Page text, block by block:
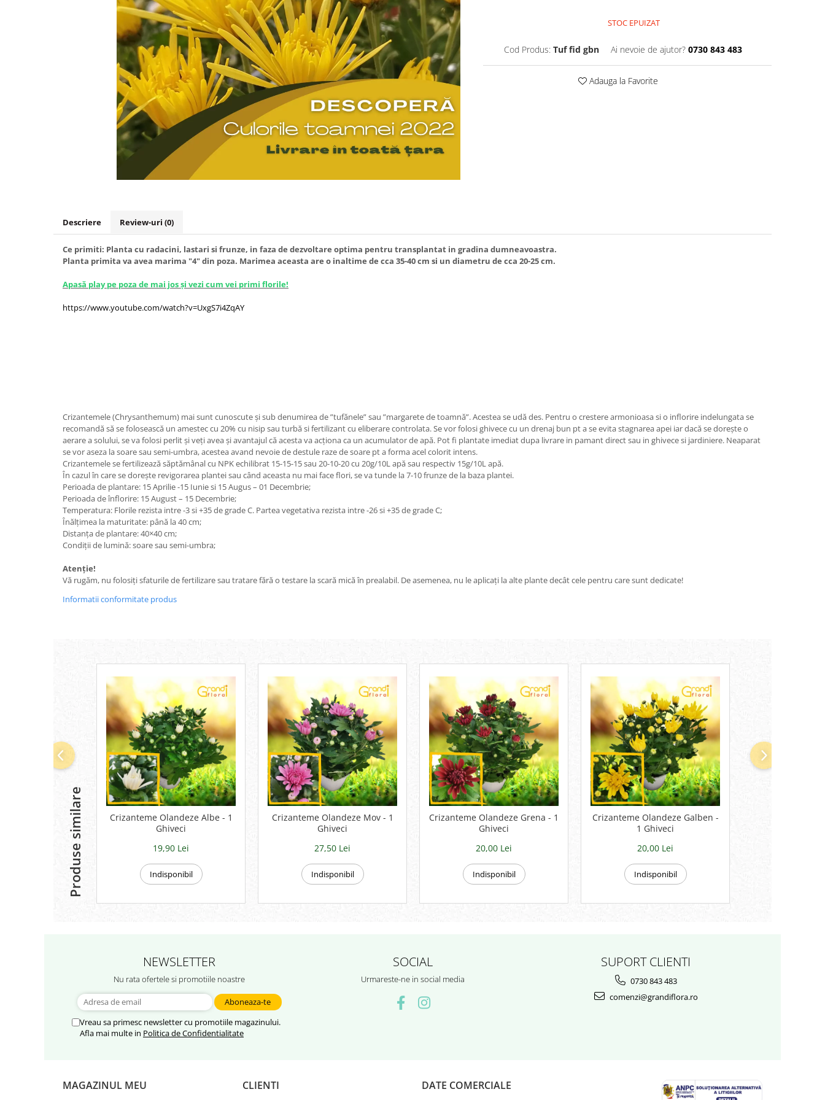
STOC EPUIZAT
Cod Produs: Tuf fid gbn Ai nevoie de ajutor? 0730 843 483
Adauga la Favorite
Descriere Review-uri (0)
Ce primiti: Planta cu radacini, lastari si frunze, in faza de dezvoltare optima pentru transplantat in gradina dumneavoastra.
Planta primita va avea marima "4" din poza. Marimea aceasta are o inaltime de cca 35-40 cm si un diametru de cca 20-25 cm.
Apasă play pe poza de mai jos și vezi cum vei primi florile!
https://www.youtube.com/watch?v=UxgS7i4ZqAY
Crizantemele (Chrysanthemum) mai sunt cunoscute și sub denumirea de ”tufănele” sau ”margarete de toamnă”. Acestea se udă des. Pentru o crestere armonioasa si o inflorire indelungata se
recomandă să se folosească un amestec cu 20% cu nisip sau turbă si fertilizant cu eliberare controlata. Se vor folosi ghivece cu un drenaj bun pt a se evita stagnarea apei iar dacă se dorește o
aerare a solului, se va folosi perlit și veți avea și avantajul că acesta va acționa ca un acumulator de apă. Pot fi plantate imediat dupa livrare in pamant direct sau in ghivece si jardiniere. Neaparat
se vor aseza la soare sau semi-umbra, acestea avand nevoie de destule raze de soare pt a forma acel colorit intens.
Crizantemele se fertilizează săptămânal cu NPK echilibrat 15-15-15 sau 20-10-20 cu 20g/10L apă sau respectiv 15g/10L apă.
În cazul în care se dorește revigorarea plantei sau când aceasta nu mai face flori, se va tunde la 7-10 frunze de la baza plantei.
Perioada de plantare: 15 Aprilie -15 Iunie si 15 Augus – 01 Decembrie;
Perioada de înflorire: 15 August – 15 Decembrie;
Temperatura: Florile rezista intre -3 si +35 de grade C. Partea vegetativa rezista intre -26 si +35 de grade C;
Înălțimea la maturitate: până la 40 cm;
Distanța de plantare: 40×40 cm;
Condiții de lumină: soare sau semi-umbra;
Atenție!
Vă rugăm, nu folosiți sfaturile de fertilizare sau tratare fără o testare la scară mică în prealabil. De asemenea, nu le aplicați la alte plante decât cele pentru care sunt dedicate!
Informatii conformitate produs
Produse similare
Crizanteme Olandeze Albe - 1
Ghiveci
19,90 Lei
Indisponibil
Crizanteme Olandeze Mov - 1
Ghiveci
27,50 Lei
Indisponibil
Crizanteme Olandeze Grena - 1
Ghiveci
20,00 Lei
Indisponibil
Crizanteme Olandeze Galben -
1 Ghiveci
20,00 Lei
Indisponibil
NEWSLETTER
Nu rata ofertele si promotiile noastre
Vreau sa primesc newsletter cu promotiile magazinului.
Afla mai multe in Politica de Confidentialitate
SOCIAL
Urmareste-ne in social media
SUPORT CLIENTI
0730 843 483
comenzi@grandiflora.ro
MAGAZINUL MEU CLIENTI DATE COMERCIALE